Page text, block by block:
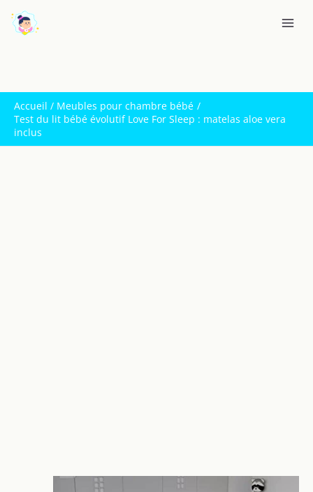
Accueil
Meubles pour chambre bébé
Test du lit bébé évolutif Love For Sleep : matelas aloe vera
inclus
e
r
c
h